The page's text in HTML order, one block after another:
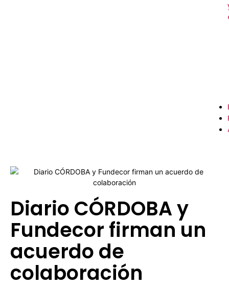
Diario CÓRDOBA y
Fundecor firman un
acuerdo de
colaboración